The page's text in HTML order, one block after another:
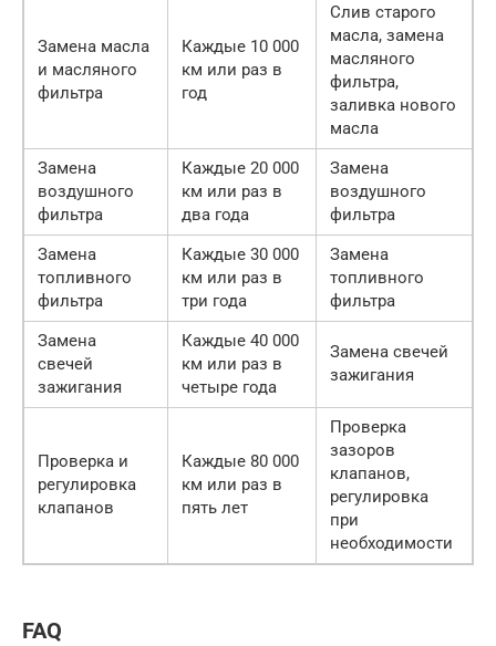
Замена масла
и масляного
фильтра
Каждые 10 000
км или раз в
год
Слив старого
масла, замена
масляного
фильтра,
заливка нового
масла
Замена
воздушного
фильтра
Каждые 20 000
км или раз в
два года
Замена
воздушного
фильтра
Замена
топливного
фильтра
Каждые 30 000
км или раз в
три года
Замена
топливного
фильтра
Замена
свечей
зажигания
Каждые 40 000
км или раз в
четыре года
Замена свечей
зажигания
Проверка и
регулировка
клапанов
Каждые 80 000
км или раз в
пять лет
Проверка
зазоров
клапанов,
регулировка
при
необходимости
FAQ